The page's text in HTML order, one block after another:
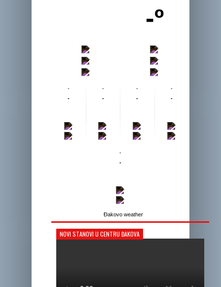
-º
-
-
-
-
-
-
-
-
-
-
-
-
-
-
-
-
-
-
-
-
-
-
-
-
-
-
Đakovo weather
NOVI STANOVI U CENTRU ĐAKOVA